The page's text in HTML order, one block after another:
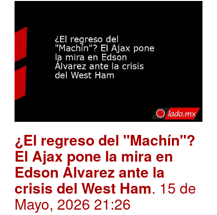
¿El regreso del "Machín"?
El Ajax pone la mira en
Edson Álvarez ante la
crisis del West Ham. 15 de
Mayo, 2026 21:26